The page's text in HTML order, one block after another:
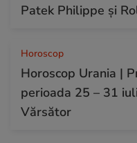
Patek Philippe și
Horoscop
Horoscop Urania |
perioada 25 – 31
Vărsător